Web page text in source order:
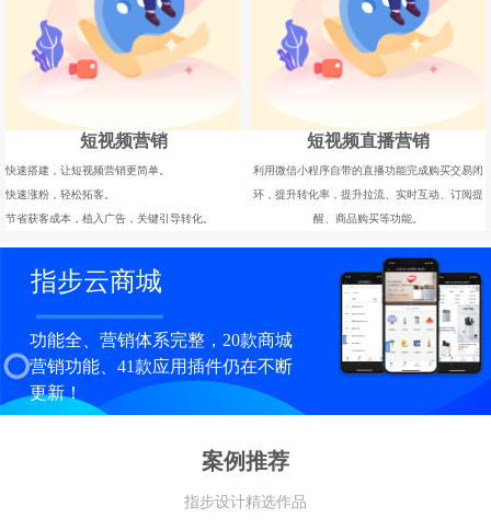
短视频营销
快速搭建，让短视频营销更简单。
快速涨粉，轻松拓客。
节省获客成本，植入广告，关键引导转化。
短视频直播营销
利用微信小程序自带的直播功能完成购买交易闭
环，提升转化率，提升拉流、实时互动、订阅提
醒、商品购买等功能。
指步云商城
功能全、营销体系完整，20款商城
营销功能、41款应用插件仍在不断
更新！
案例推荐
指步设计精选作品